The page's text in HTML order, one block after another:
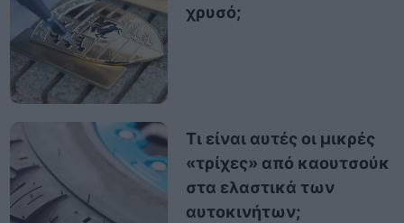
χρυσό;
Τι είναι αυτές οι μικρές
«τρίχες» από καουτσούκ
στα ελαστικά των
αυτοκινήτων;